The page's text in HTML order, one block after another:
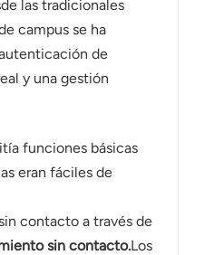
las tradicionales
campus se ha
de
y una gestión
funciones básicas
eran fáciles de
contacto a través de
sin contacto.Los